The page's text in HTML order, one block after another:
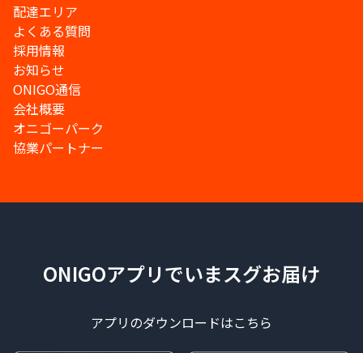
配達エリア
よくある質問
採用情報
お知らせ
ONIGO通信
会社概要
オニゴーパーク
協業パートナー
ONIGOアプリでいまスグお届け
アプリのダウンロードはこちら